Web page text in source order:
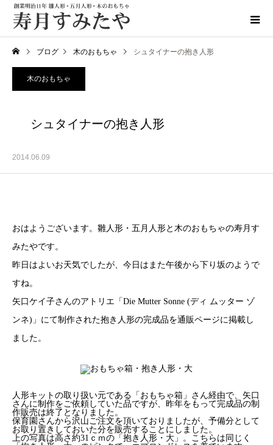
ブログ 木のおもちゃ シュタイナーの抱き人形
木のおもちゃ
シュタイナーの抱き人形
2014.06.09
おはようございます。雛人形・五月人形と木のおもちゃの寿月す
みたやです。
昨日はよいお天気でしたが、今日はまた午後から下り坂のようで
すね。
矢口ケイ子さんのアトリエ「Die Mutter Sonne (ディ ムッター ゾ
ンネ)」にて制作された抱き人形の完成品を通販ページに掲載し
ました。
人形キットの取り扱い元である「おもちゃ箱」さん経由で、矢口
さんに制作をご依頼していた品ですが、昨年をもって完成品の制
作販売は終了となりました。
保育園さんから沢山ご注文を頂いておりましたが、予備分として
お取り置きしておいた分を販売することにしました。
上の写真は高さ約31ｃｍの「抱き人形・大」。こちらは同じく